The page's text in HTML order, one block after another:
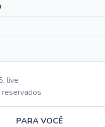
, live
PARA VOCÊ